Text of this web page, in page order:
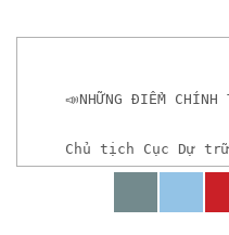
📣NHỮNG ĐIỂM
Chủ tịch Cục Dự
𝘟𝘦𝘮 𝘤𝘩𝘪 𝘵𝘪ế𝘵: